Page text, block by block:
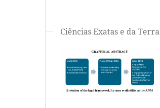
Ciências Exatas e da Terra